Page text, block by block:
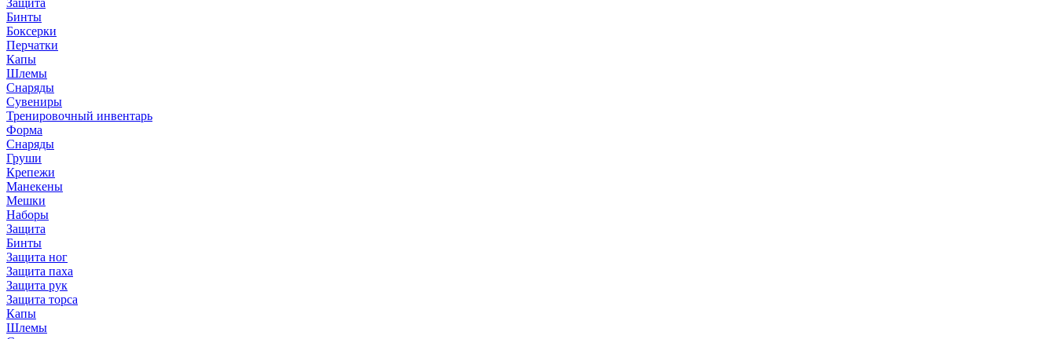
Защита
Бинты
Боксерки
Перчатки
Капы
Шлемы
Снаряды
Сувениры
Тренировочный инвентарь
Форма
Снаряды
Груши
Крепежи
Манекены
Мешки
Наборы
Защита
Бинты
Защита ног
Защита паха
Защита рук
Защита торса
Капы
Шлемы